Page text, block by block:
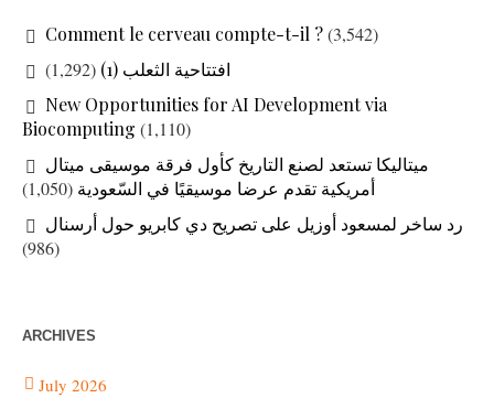
Comment le cerveau compte-t-il ?(3,542)
افتتاحية الثعلب (1)
(1,292)
New Opportunities for AI Development via
Biocomputing (1,110)
ميتاليكا تستعد لصنع التاريخ كأول فرقة موسيقى ميتال
أمريكية تقدم عرضا موسيقيًا في السّعودية (1,050)
رد ساخر لمسعود أوزيل على تصريح دي كابريو حول أرسنال
(986)
ARCHIVES
July 2026